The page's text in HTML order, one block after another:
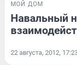
МОЙ ДОМ
Навальный
22 августа, 2012,